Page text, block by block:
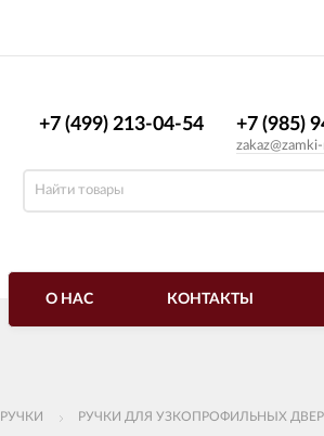
+7 (499) 213-04-54​ +7 (985)
О НАС КОНТАКТЫ
РУЧКИ РУЧКИ ДЛЯ УЗКОПРОФИЛЬНЫХ